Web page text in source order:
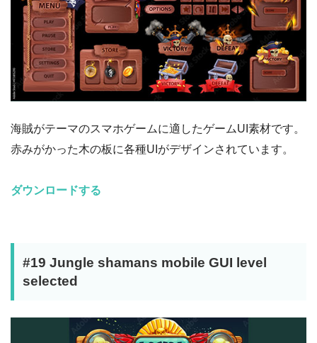
海賊がテーマのスマホゲームに適したゲームUI素材です。
赤みがかった木の板に各種UIがデザインされています。
ダウンロードする
#19 Jungle shamans mobile GUI level
selected